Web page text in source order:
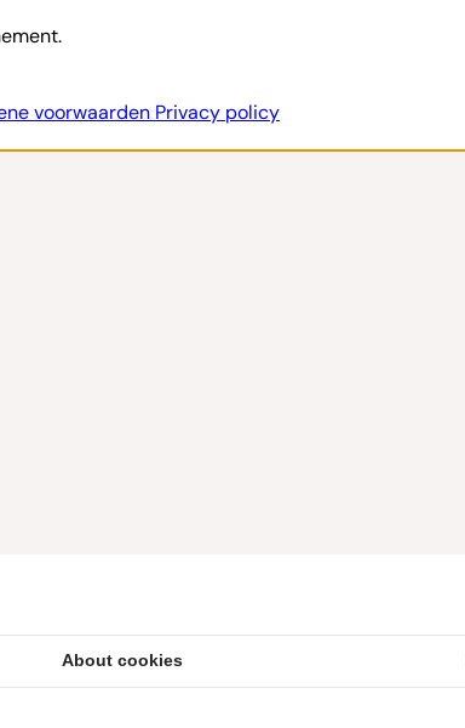
voorwaarden Privacy policy
About cookies